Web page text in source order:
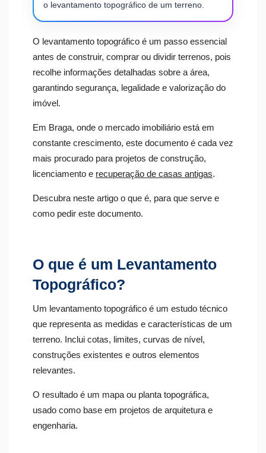
o levantamento topográfico de um terreno.
O levantamento topográfico é um passo essencial
antes de construir, comprar ou dividir terrenos, pois
recolhe informações detalhadas sobre a área,
garantindo segurança, legalidade e valorização do
imóvel.
Em Braga, onde o mercado imobiliário está em
constante crescimento, este documento é cada vez
mais procurado para projetos de construção,
licenciamento e recuperação de casas antigas.
Descubra neste artigo o que é, para que serve e
como pedir este documento.
O que é um Levantamento
Topográfico?
Um levantamento topográfico é um estudo técnico
que representa as medidas e características de um
terreno. Inclui cotas, limites, curvas de nível,
construções existentes e outros elementos
relevantes.
O resultado é um mapa ou planta topográfica,
usado como base em projetos de arquitetura e
engenharia.